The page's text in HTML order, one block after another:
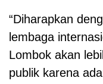
“Diharapkan
lembaga
Lombok akan
publik karena